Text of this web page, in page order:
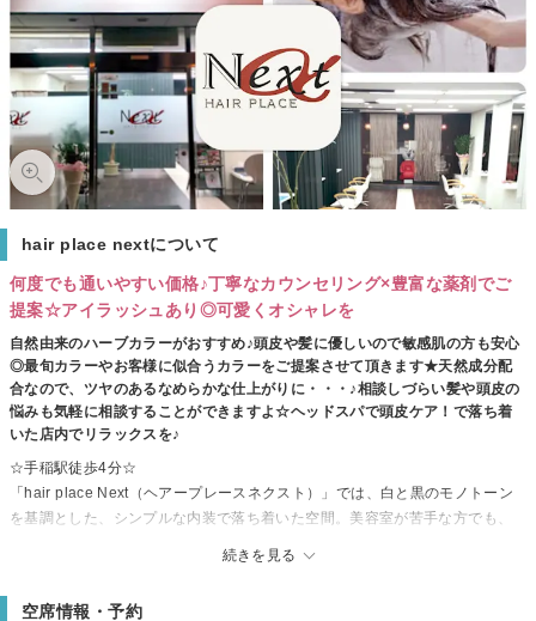
hair place nextについて
何度でも通いやすい価格♪丁寧なカウンセリング×豊富な薬剤でご
提案☆アイラッシュあり◎可愛くオシャレを
自然由来のハーブカラーがおすすめ♪頭皮や髪に優しいので敏感肌の方も安心
◎最旬カラーやお客様に似合うカラーをご提案させて頂きます★天然成分配
合なので、ツヤのあるなめらかな仕上がりに・・・♪相談しづらい髪や頭皮の
悩みも気軽に相談することができますよ☆ヘッドスパで頭皮ケア！で落ち着
いた店内でリラックスを♪
続きを見る
☆手稲駅徒歩4分☆
「hair place Next（ヘアープレースネクスト）」では、白と黒のモノトーン
を基調とした、シンプルな内装で落ち着いた空間。美容室が苦手な方でも、
空席情報・予約